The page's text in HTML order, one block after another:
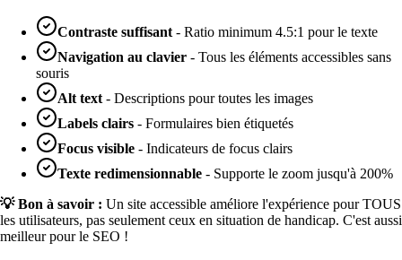
Contraste suffisant - Ratio minimum 4.5:1 pour le texte
Navigation au clavier - Tous les éléments accessibles sans
souris
Alt text - Descriptions pour toutes les images
Labels clairs - Formulaires bien étiquetés
Focus visible - Indicateurs de focus clairs
Texte redimensionnable - Supporte le zoom jusqu'à 200%
💡 Bon à savoir : Un site accessible améliore l'expérience pour TOUS
les utilisateurs, pas seulement ceux en situation de handicap. C'est aussi
meilleur pour le SEO !